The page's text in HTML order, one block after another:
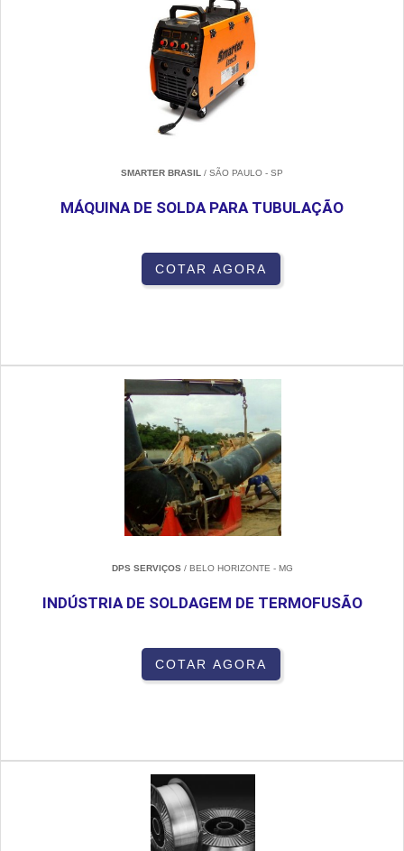
SMARTER BRASIL / SÃO PAULO - SP
MÁQUINA DE SOLDA PARA TUBULAÇÃO
COTAR AGORA
DPS SERVIÇOS/ BELO HORIZONTE - MG
INDÚSTRIA DE SOLDAGEM DE TERMOFUSÃO
COTAR AGORA